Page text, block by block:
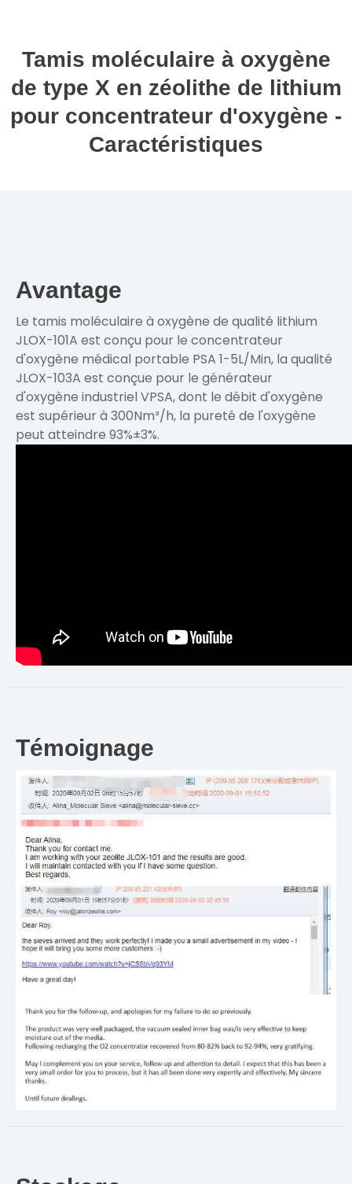
Tamis moléculaire à oxygène
de type X en zéolithe de lithium
pour concentrateur d'oxygène -
Caractéristiques
Avantage
Le tamis moléculaire à oxygène de qualité lithium
JLOX-101A est conçu pour le concentrateur
d'oxygène médical portable PSA 1-5L/Min, la qualité
JLOX-103A est conçue pour le générateur
d'oxygène industriel VPSA, dont le débit d'oxygène
est supérieur à 300Nm³/h, la pureté de l'oxygène
peut atteindre 93%±3%.
Témoignage